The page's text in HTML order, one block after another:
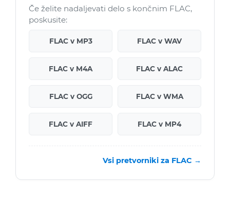
Če želite nadaljevati delo s končnim FLAC,
poskusite:
FLAC v MP3 FLAC v WAV
FLAC v M4A FLAC v ALAC
FLAC v OGG FLAC v WMA
FLAC v AIFF FLAC v MP4
Vsi pretvorniki za FLAC →